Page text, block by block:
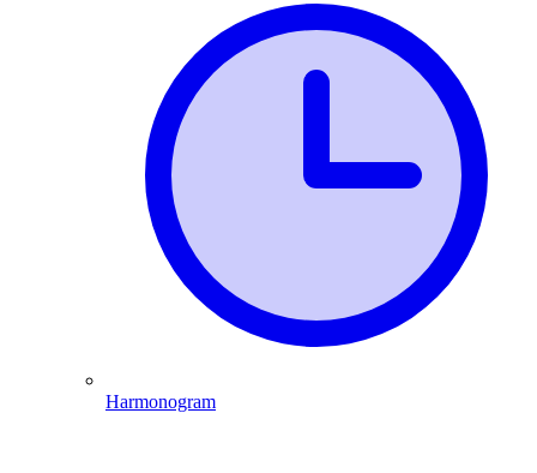
Harmonogram